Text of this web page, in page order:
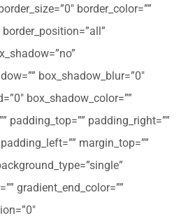
border_color=””
box_shadow_blur=”0″
box_shadow_color=””
padding_top=”” padding_right=””
margin_top=””
gradient_end_color=””